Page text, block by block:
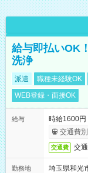
給与即払いOK
洗浄
派遣 職種未経験OK
WEB登録・面接OK
給与
時給1600円
交通費
交通費 交
勤務地
埼玉県和光